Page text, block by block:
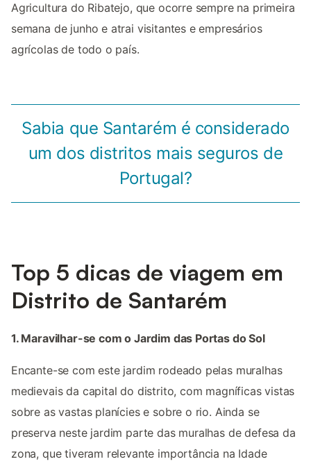
Agricultura do Ribatejo, que ocorre sempre na primeira
semana de junho e atrai visitantes e empresários
agrícolas de todo o país.
Sabia que Santarém é considerado
um dos distritos mais seguros de
Portugal?
Top 5 dicas de viagem em
Distrito de Santarém
1. Maravilhar-se com o Jardim das Portas do Sol
Encante-se com este jardim rodeado pelas muralhas
medievais da capital do distrito, com magníficas vistas
sobre as vastas planícies e sobre o rio. Ainda se
preserva neste jardim parte das muralhas de defesa da
zona, que tiveram relevante importância na Idade